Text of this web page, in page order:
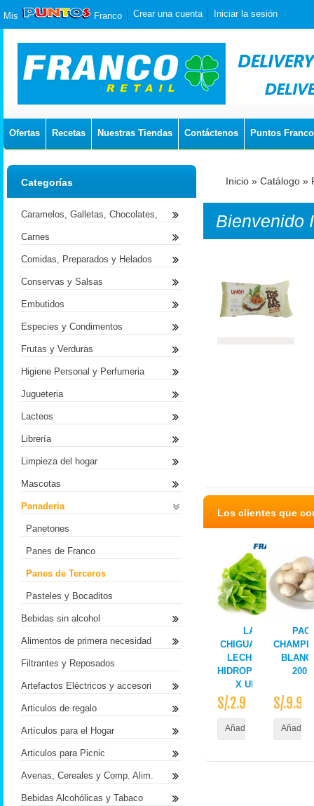
Mis Franco Crear una cuenta Iniciar la sesión
Ofertas Recetas Nuestras Tiendas Contáctenos Puntos Franco
Inicio » Catálogo »
Bienvenido
Los clientes que
LA
CHIGUATEÑA
LECHUGA
HIDROPONICA
X UND
S/.2.90
Añadir al Carrito
200
S/.9.90
Añadir
Categorías
Caramelos, Galletas, Chocolates,
Carnes
Comidas, Preparados y Helados
Conservas y Salsas
Embutidos
Especies y Condimentos
Frutas y Verduras
Higiene Personal y Perfumeria
Jugueteria
Lacteos
Librería
Limpieza del hogar
Mascotas
Panaderia
Panetones
Panes de Franco
Panes de Terceros
Pasteles y Bocaditos
Bebidas sin alcohol
Alimentos de primera necesidad
Filtrantes y Reposados
Artefactos Eléctricos y accesori
Articulos de regalo
Artículos para el Hogar
Articulos para Picnic
Avenas, Cereales y Comp. Alim.
Bebidas Alcohólicas y Tabaco